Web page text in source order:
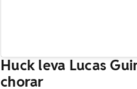
Huck leva Lucas
chorar